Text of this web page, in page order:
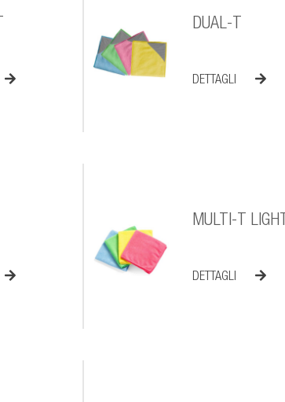
DUAL-T
DETTAGLI
MULTI-T LIGHT
DETTAGLI